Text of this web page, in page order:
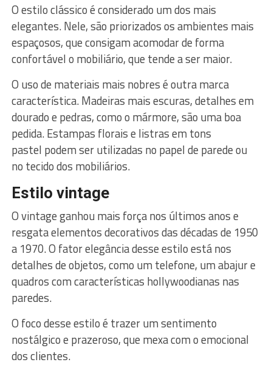
O estilo clássico é considerado um dos mais
elegantes. Nele, são priorizados os ambientes mais
espaçosos, que consigam acomodar de forma
confortável o mobiliário, que tende a ser maior.
O uso de materiais mais nobres é outra marca
característica. Madeiras mais escuras, detalhes em
dourado e pedras, como o mármore, são uma boa
pedida. Estampas florais e listras em tons
pastel podem ser utilizadas no papel de parede ou
no tecido dos mobiliários.
Estilo vintage
O vintage ganhou mais força nos últimos anos e
resgata elementos decorativos das décadas de 1950
a 1970. O fator elegância desse estilo está nos
detalhes de objetos, como um telefone, um abajur e
quadros com características hollywoodianas nas
paredes.
O foco desse estilo é trazer um sentimento
nostálgico e prazeroso, que mexa com o emocional
dos clientes.